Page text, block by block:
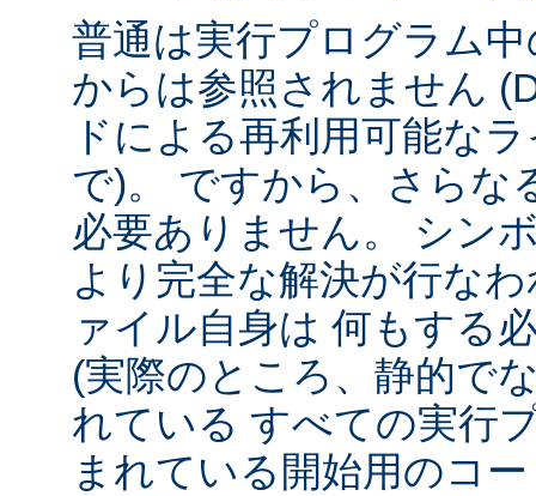
普通は実行プログラム
からは参照されません
ドによる再利用可能な
で)。 ですから、さらな
必要ありません。 シン
より完全な解決が行な
ァイル自身は 何もする
(実際のところ、静的で
れている すべての実行
まれている開始用のコ